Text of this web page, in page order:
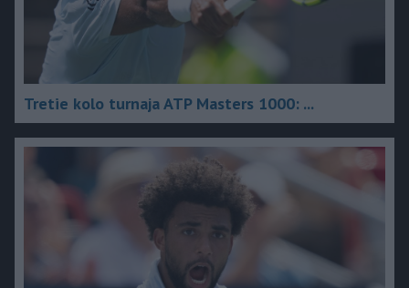
Tretie kolo turnaja ATP Masters 1000: ...